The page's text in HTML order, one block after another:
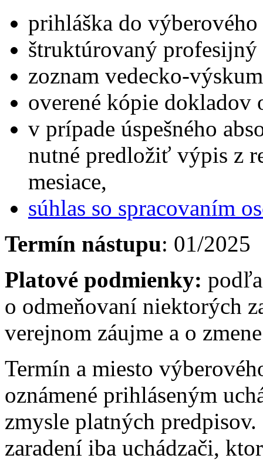
prihláška do
štruktúrovaný
zoznam vedecko-
overené kópie dokladov
v prípade úspešného
nutné predložiť výpis z
mesiace,
súhlas so spracovaním
Termín nástupu: 01/2025
Platové podmienky:
o odmeňovaní niektorých
verejnom záujme a o
Termín a miesto
oznámené prihláseným
zmysle platných
zaradení iba uchádzači,